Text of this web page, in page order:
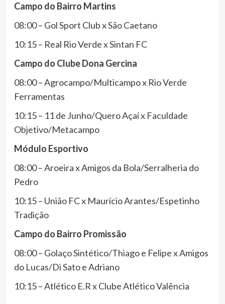
Campo do Bairro Martins
08:00 – Gol Sport Club x São Caetano
10:15 – Real Rio Verde x Sintan FC
Campo do Clube Dona Gercina
08:00 – Agrocampo/Multicampo x Rio Verde
Ferramentas
10:15 – 11 de Junho/Quero Açaí x Faculdade
Objetivo/Metacampo
Módulo Esportivo
08:00 – Aroeira x Amigos da Bola/Serralheria do
Pedro
10:15 – União FC x Maurício Arantes/Espetinho
Tradição
Campo do Bairro Promissão
08:00 – Golaço Sintético/Thiago e Felipe x Amigos
do Lucas/Di Sato e Adriano
10:15 – Atlético E.R x Clube Atlético Valência